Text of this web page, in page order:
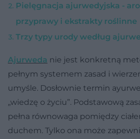
Pielęgnacja ajurwedyjska -
przyprawy i ekstrakty roślinne
Trzy typy urody według
Ajurweda nie jest konkretną
pełnym systemem zasad i
umyśle. Dosłownie termin
„wiedzę o życiu”. Podstawową
pełna równowaga pomiędzy
duchem. Tylko ona może